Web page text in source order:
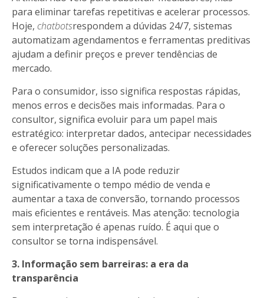
para eliminar tarefas repetitivas e acelerar processos.
Hoje, chatbotsrespondem a dúvidas 24/7, sistemas
automatizam agendamentos e ferramentas preditivas
ajudam a definir preços e prever tendências de
mercado.
Para o consumidor, isso significa respostas rápidas,
menos erros e decisões mais informadas. Para o
consultor, significa evoluir para um papel mais
estratégico: interpretar dados, antecipar necessidades
e oferecer soluções personalizadas.
Estudos indicam que a IA pode reduzir
significativamente o tempo médio de venda e
aumentar a taxa de conversão, tornando processos
mais eficientes e rentáveis. Mas atenção: tecnologia
sem interpretação é apenas ruído. É aqui que o
consultor se torna indispensável.
3. Informação sem barreiras: a era da
transparência